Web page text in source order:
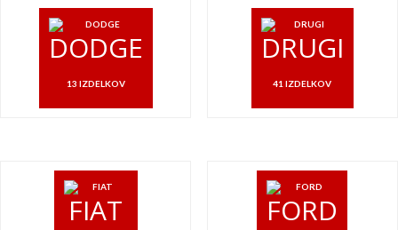
DODGE
13 IZDELKOV
DRUGI
41 IZDELKOV
FIAT FORD